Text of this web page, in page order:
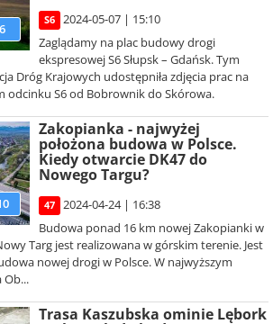
6
S6
2024-05-07 | 15:10
Zaglądamy na plac budowy drogi
ekspresowej S6 Słupsk – Gdańsk. Tym
Dróg Krajowych udostępniła zdjęcia prac na
odcinku S6 od Bobrownik do Skórowa.
Zakopianka - najwyżej
położona budowa w Polsce.
Kiedy otwarcie DK47 do
Nowego Targu?
47
2024-04-24 | 16:38
Budowa ponad 16 km nowej Zakopianki w
Targ jest realizowana w górskim terenie. Jest
nowej drogi w Polsce. W najwyższym
Ob...
Trasa Kaszubska ominie Lębork